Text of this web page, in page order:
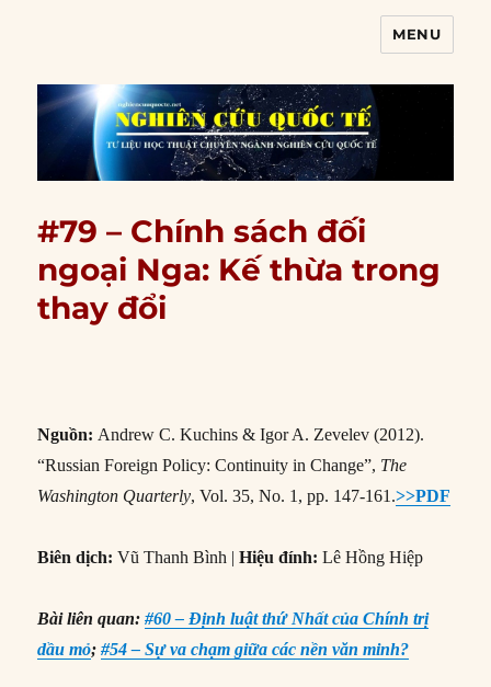
MENU
#79 – Chính sách đối
ngoại Nga: Kế thừa trong
thay đổi
Nguồn:Andrew C. Kuchins & Igor A. Zevelev (2012).
“Russian Foreign Policy: Continuity in Change”, The
Washington Quarterly, Vol. 35, No. 1, pp. 147-161.>>PDF
Biên dịch: Vũ Thanh Bình |Hiệu đính: Lê Hồng Hiệp
Bài liên quan: #60 – Định luật thứ Nhất của Chính trị
dầu mỏ;#54 – Sự va chạm giữa các nền văn minh?